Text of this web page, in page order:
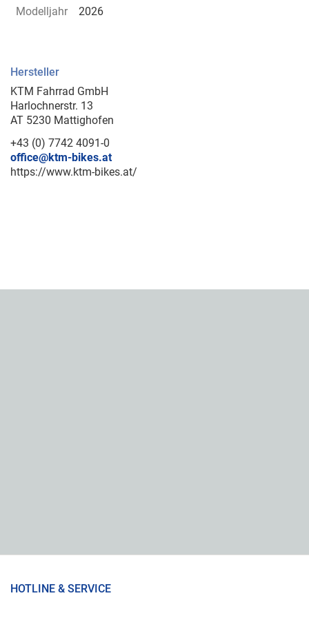
Modelljahr
2026
Hersteller
KTM Fahrrad GmbH
Harlochnerstr. 13
AT 5230 Mattighofen
+43 (0) 7742 4091-0
office@ktm-bikes.at
https://www.ktm-bikes.at/
HOTLINE & SERVICE